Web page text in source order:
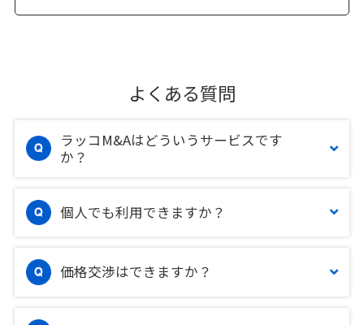
よくある質問
ラッコM&Aはどういうサービスです
か？
個人でも利用できますか？
価格交渉はできますか？